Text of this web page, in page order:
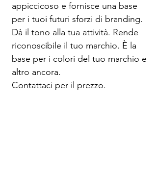
appiccicoso e fornisce una base
per i tuoi futuri sforzi di branding.
Dà il tono alla tua attività. Rende
riconoscibile il tuo marchio. È la
base per i colori del tuo marchio e
altro ancora.
Contattaci per il prezzo.